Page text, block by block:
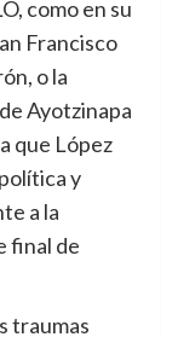
como en su
Francisco
o la
Ayotzinapa
que López
y
a la
final de
traumas